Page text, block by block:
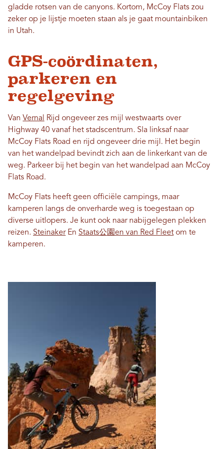
gladde rotsen van de canyons. Kortom, McCoy Flats zou
zeker op je lijstje moeten staan ​​als je gaat mountainbiken
in Utah.
GPS-coördinaten,
parkeren en
regelgeving
Van Vernal
Rijd ongeveer zes mijl westwaarts over
Highway 40 vanaf het stadscentrum. Sla linksaf naar
McCoy Flats Road en rijd ongeveer drie mijl. Het begin
van het wandelpad bevindt zich aan de linkerkant van de
weg. Parkeer bij het begin van het wandelpad aan McCoy
Flats Road.
McCoy Flats heeft geen officiële campings, maar
kamperen langs de onverharde weg is toegestaan ​​op
diverse uitlopers. Je kunt ook naar nabijgelegen plekken
reizen. SteinakerEn Staats公園en van Red Fleet om te
kamperen.